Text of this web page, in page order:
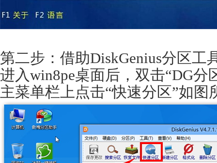
第二步：借助DiskGenius分区工
进入win8pe桌面后，双击“DG分
主菜单栏上点击“快速分区”如图